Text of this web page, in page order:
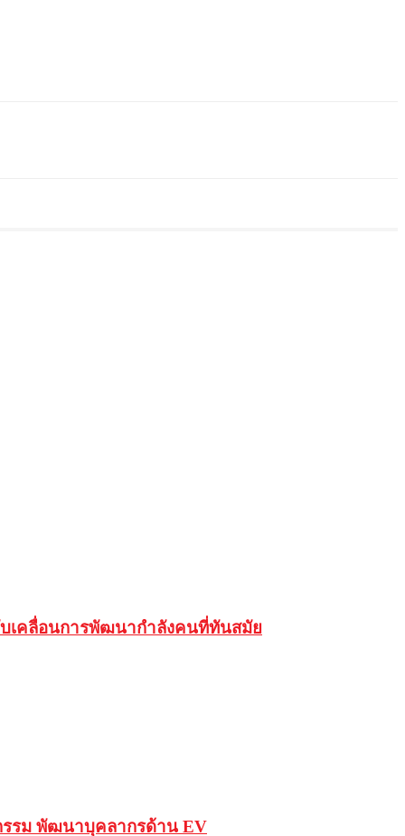
บเคลื่อนการพัฒนากำลังคนที่ทันสมัย
รรม พัฒนาบุคลากรด้าน EV